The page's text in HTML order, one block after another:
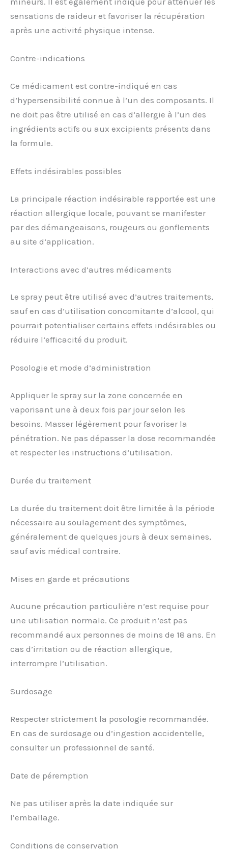
sensations de raideur et favoriser la récupération
après une activité physique intense.
Contre-indications
Ce médicament est contre-indiqué en cas
d’hypersensibilité connue à l’un des composants. Il
ne doit pas être utilisé en cas d’allergie à l’un des
ingrédients actifs ou aux excipients présents dans
la formule.
Effets indésirables possibles
La principale réaction indésirable rapportée est une
réaction allergique locale, pouvant se manifester
par des démangeaisons, rougeurs ou gonflements
au site d’application.
Interactions avec d’autres médicaments
Le spray peut être utilisé avec d’autres traitements,
sauf en cas d’utilisation concomitante d’alcool, qui
pourrait potentialiser certains effets indésirables ou
réduire l’efficacité du produit.
Posologie et mode d’administration
Appliquer le spray sur la zone concernée en
vaporisant une à deux fois par jour selon les
besoins. Masser légèrement pour favoriser la
pénétration. Ne pas dépasser la dose recommandée
et respecter les instructions d’utilisation.
Durée du traitement
La durée du traitement doit être limitée à la période
nécessaire au soulagement des symptômes,
généralement de quelques jours à deux semaines,
sauf avis médical contraire.
Mises en garde et précautions
Aucune précaution particulière n’est requise pour
une utilisation normale. Ce produit n’est pas
recommandé aux personnes de moins de 18 ans. En
cas d’irritation ou de réaction allergique,
interrompre l’utilisation.
Surdosage
Respecter strictement la posologie recommandée.
En cas de surdosage ou d’ingestion accidentelle,
consulter un professionnel de santé.
Date de péremption
Ne pas utiliser après la date indiquée sur
l’emballage.
Conditions de conservation